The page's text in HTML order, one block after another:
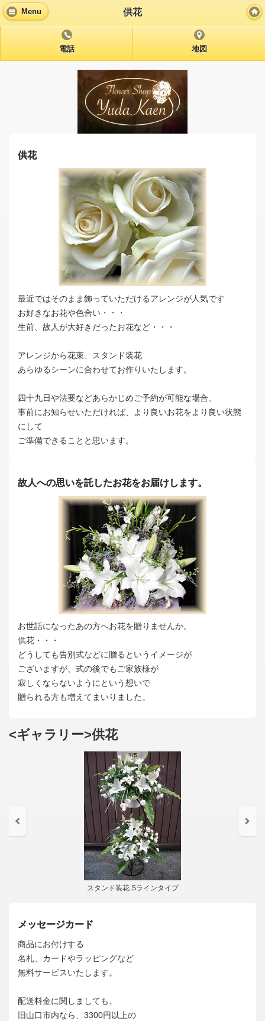
Menu 供花
電話 地図
供花
最近ではそのまま飾っていただけるアレンジが人気です
お好きなお花や色合い・・・
生前、故人が大好きだったお花など・・・
アレンジから花束、スタンド装花
あらゆるシーンに合わせてお作りいたします。
四十九日や法要などあらかじめご予約が可能な場合、
事前にお知らせいただければ、より良いお花をより良い状態
にして
ご準備できることと思います。
故人への思いを託したお花をお届けします。
お世話になったあの方へお花を贈りませんか。
供花・・・
どうしても告別式などに贈るというイメージが
ございますが、式の後でもご家族様が
寂しくならないようにという想いで
贈られる方も増えてまいりました。
<ギャラリー>供花
1/5
スタンド装花 Sラインタイプ
メッセージカード
商品にお付けする
名札、カードやラッピングなど
無料サービスいたします。
配送料金に関しましても、
旧山口市内なら、3300円以上の